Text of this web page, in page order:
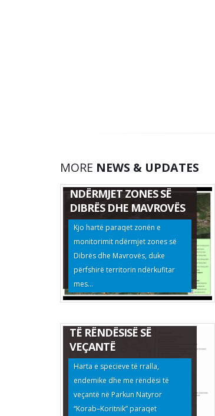
MORE NEWS & UPDATES
NDËRMJET ZONES SË
DIBRËS DHE MAVROVËS
Kjo hartë paraqet zonën e
monitorimit ndërmjet zones së
Dibrës dhe Mavrovës, duke
përfshirë territorin ndërkufitar
mes...
HARTA E SPECIEVE TË
TË RËNDËSISË SË
VEÇANTË
Harta e specieve të rralla,
endemike dhe me rëndësi të
veçantë në Parkun Natyror
“Korab–Koritnik” paraqet